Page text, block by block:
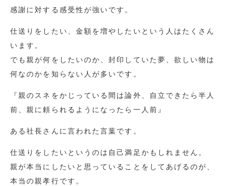
感謝に対する感受性が強いです。
仕送りをしたい、金額を増やしたいという人はたくさん
います。
でも親が何をしたいのか、封印していた夢、欲しい物は
何なのかを知らない人が多いです。
『親のスネをかじっている間は論外、自立できたら半人
前、親に頼られるようになったら一人前』
ある社長さんに言われた言葉です。
仕送りをしたいというのは自己満足かもしれません。
親が本当にしたいと思っていることをしてあげるのが、
本当の親孝行です。